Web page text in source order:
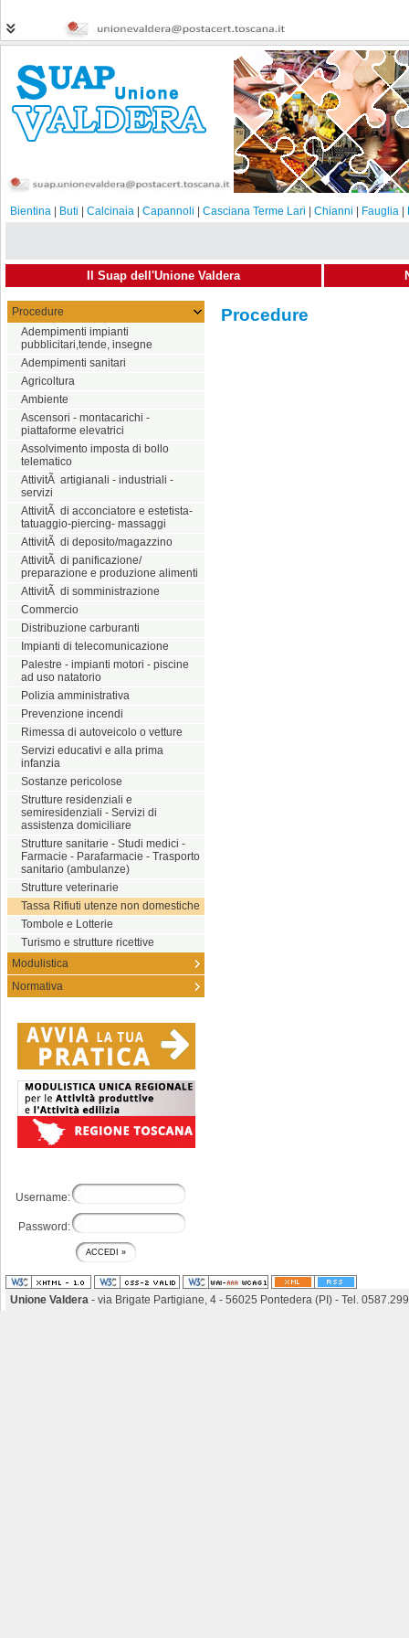
Bientina Buti Calcinaia Capannoli Casciana Terme Lari Chianni Fauglia
Il Suap dell'Unione Valdera
Procedure
Adempimenti impianti
pubblicitari,tende, insegne
Adempimenti sanitari
Agricoltura
Ambiente
Ascensori - montacarichi -
piattaforme elevatrici
Assolvimento imposta di bollo
telematico
AttivitÃ artigianali - industriali -
servizi
AttivitÃ di acconciatore e estetista-
tatuaggio-piercing- massaggi
AttivitÃ di deposito/magazzino
AttivitÃ di panificazione/
preparazione e produzione alimenti
AttivitÃ di somministrazione
Commercio
Distribuzione carburanti
Impianti di telecomunicazione
Palestre - impianti motori - piscine
ad uso natatorio
Polizia amministrativa
Prevenzione incendi
Rimessa di autoveicolo o vetture
Servizi educativi e alla prima
infanzia
Sostanze pericolose
Strutture residenziali e
semiresidenziali - Servizi di
assistenza domiciliare
Strutture sanitarie - Studi medici -
Farmacie - Parafarmacie - Trasporto
sanitario (ambulanze)
Strutture veterinarie
Tassa Rifiuti utenze non domestiche
Tombole e Lotterie
Turismo e strutture ricettive
Modulistica
Normativa
Username:
Password:
Procedure
Unione Valdera - via Brigate Partigiane, 4 - 56025 Pontedera (PI) - Tel.